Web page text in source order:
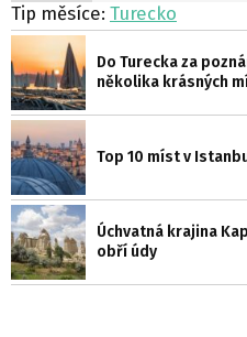
Tip měsíce: Turecko
Do Turecka za
několika krásných
Top 10 míst v
Úchvatná krajina
obří údy